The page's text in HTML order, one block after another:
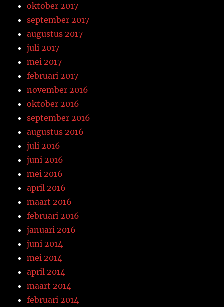
oktober 2017
september 2017
augustus 2017
juli 2017
mei 2017
februari 2017
november 2016
oktober 2016
september 2016
augustus 2016
juli 2016
juni 2016
mei 2016
april 2016
maart 2016
februari 2016
januari 2016
juni 2014
mei 2014
april 2014
maart 2014
februari 2014